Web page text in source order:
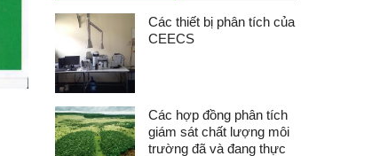
Các thiết bị phân tích của
CEECS
Các hợp đồng phân tích
giám sát chất lượng môi
trường đã và đang thực